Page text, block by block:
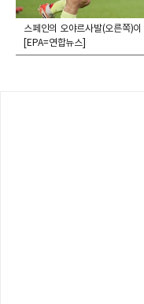
스페인의 오야르사발(오른쪽)
[EPA=연합뉴스]